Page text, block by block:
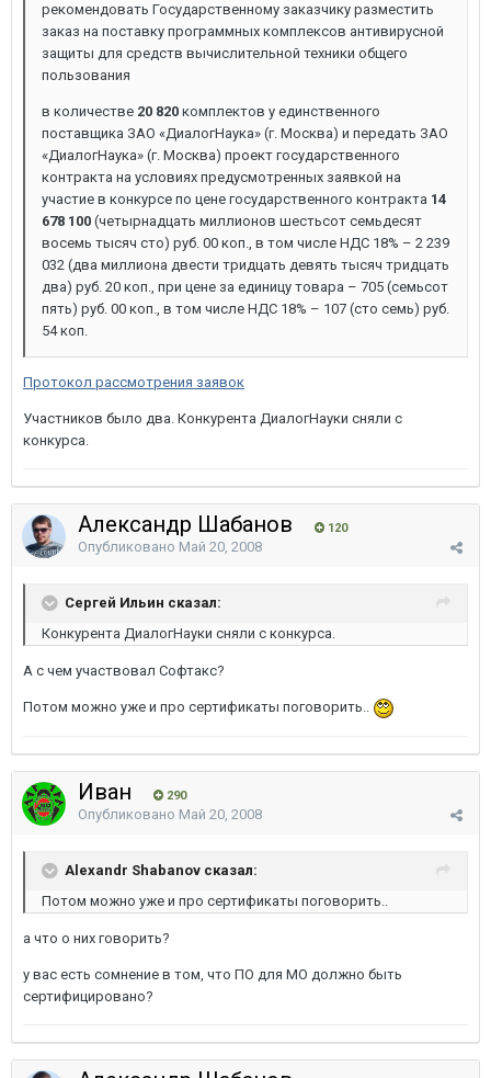
рекомендовать Государственному заказчику разместить
заказ на поставку программных комплексов антивирусной
защиты для средств вычислительной техники общего
пользования
в количестве 20 820 комплектов у единственного
поставщика ЗАО «ДиалогНаука» (г. Москва) и передать ЗАО
«ДиалогНаука» (г. Москва) проект государственного
контракта на условиях предусмотренных заявкой на
участие в конкурсе по цене государственного контракта 14
678 100 (четырнадцать миллионов шестьсот семьдесят
восемь тысяч сто) руб. 00 коп., в том числе НДС 18% – 2 239
032 (два миллиона двести тридцать девять тысяч тридцать
два) руб. 20 коп., при цене за единицу товара – 705 (семьсот
пять) руб. 00 коп., в том числе НДС 18% – 107 (сто семь) руб.
54 коп.
Протокол рассмотрения заявок
Участников было два. Конкурента ДиалогНауки сняли с
конкурса.
Александр Шабанов 120
Опубликовано Май 20, 2008
Сергей Ильин сказал:
Конкурента ДиалогНауки сняли с конкурса.
А с чем участвовал Софтакс?
Потом можно уже и про сертификаты поговорить..
Иван 290
Опубликовано Май 20, 2008
Alexandr Shabanov сказал:
Потом можно уже и про сертификаты поговорить..
а что о них говорить?
у вас есть сомнение в том, что ПО для МО должно быть
сертифицировано?